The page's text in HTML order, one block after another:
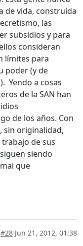
de vida, construída
las
subsidios y para
consideran
límites para
poder (y de
Yendo a cosas
de la SAN han
de los años. Con
sin originalidad,
de sus
siendo
que
#28 Jun 21, 2012, 01:38